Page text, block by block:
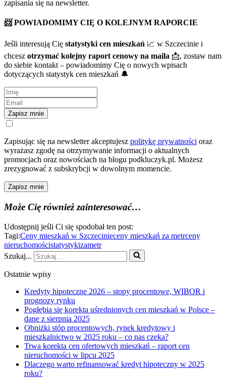
zapisania się na newsletter.
📨 POWIADOMIMY CIĘ O KOLEJNYM RAPORCIE
Jeśli interesują Cię statystyki cen mieszkań 📈 w Szczecinie i
chcesz otrzymać kolejny raport cenowy na maila 📩, zostaw nam
do siebie kontakt – powiadomimy Cię o nowych wpisach
dotyczących statystyk cen mieszkań 🔔
Zapisz mnie
Zapisując się na newsletter akceptujesz politykę prywatności oraz
wyrażasz zgodę na otrzymywanie informacji o aktualnych
promocjach oraz nowościach na blogu podkluczyk.pl. Możesz
zrezygnować z subskrybcji w dowolnym momencie.
Zapisz mnie
Może Cię również zainteresować…
Udostępnij jeśli Ci się spodobał ten post:
Tagi:Ceny mieszkań w Szczecinieceny mieszkań za metrceny
nieruchomościstatystykizametr
Szukaj...
Ostatnie wpisy
Kredyty hipoteczne 2026 – stopy procentowe, WIBOR i
prognozy rynku
Pogłębia się korekta uśrednionych cen mieszkań w Polsce –
dane z sierpnia 2025
Obniżki stóp procentowych, rynek kredytowy i
mieszkalnictwo w 2025 roku – co nas czeka?
Trwa korekta cen ofertowych mieszkań – raport cen
nieruchomości w lipcu 2025
Dlaczego warto refinansować kredyt hipoteczny w 2025
roku?